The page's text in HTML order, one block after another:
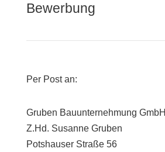
Bewerbung
Per Post an:
Gruben Bauunternehmung GmbH
Z.Hd. Susanne Gruben
Potshauser Straße 56